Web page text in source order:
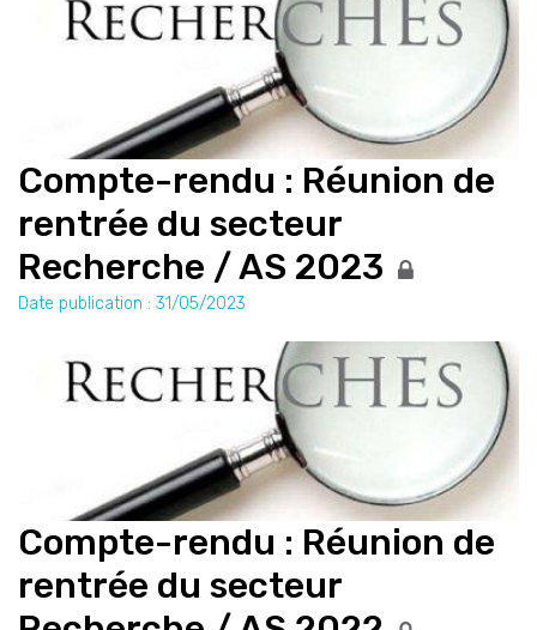
Compte-rendu : Réunion de
rentrée du secteur
Recherche / AS 2023
Date publication : 31/05/2023
Compte-rendu : Réunion de
rentrée du secteur